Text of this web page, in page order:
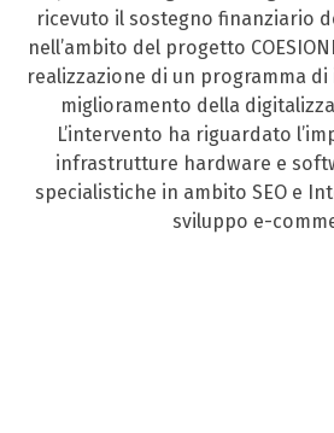
ricevuto il sostegno finanziario
nell’ambito del progetto
realizzazione di un programma
miglioramento della
L’intervento ha riguardato
infrastrutture hardware e
specialistiche in ambito SEO e
sviluppo e-